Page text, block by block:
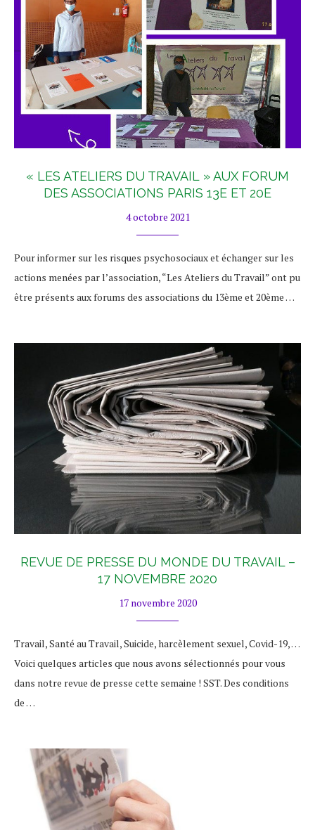
« LES ATELIERS DU TRAVAIL » AUX FORUM
DES ASSOCIATIONS PARIS 13E ET 20E
4 octobre 2021
Pour informer sur les risques psychosociaux et échanger sur les
actions menées par l’association, “Les Ateliers du Travail” ont pu
être présents aux forums des associations du 13ème et 20ème …
REVUE DE PRESSE DU MONDE DU TRAVAIL –
17 NOVEMBRE 2020
17 novembre 2020
Travail, Santé au Travail, Suicide, harcèlement sexuel, Covid-19, …
Voici quelques articles que nous avons sélectionnés pour vous
dans notre revue de presse cette semaine ! SST. Des conditions
de …